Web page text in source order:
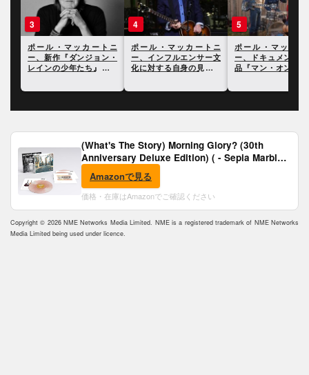
3
ポール・マッカートニ
ー、新作『ダンジョン・
レインの少年たち』につ
4
ポール・マッカートニ
ー、インフルエンサー文
化に対する自身の見解を
5
ポール・マッカー
ー、ドキュメンタ
品『マン・オン・
(What's The Story) Morning Glory? (30th
Anniversary Deluxe Edition) ( - Sepia Marble
Vinyl) [Analog]
Amazonで見る
価格・在庫はAmazonでご確認ください
Copyright © 2026 NME Networks Media Limited. NME is a registered trademark of NME Networks
Media Limited being used under licence.